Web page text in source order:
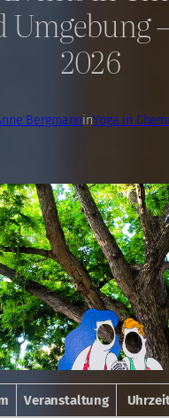
Umgebung
2026
BergmanninYoga in
Veranstaltung